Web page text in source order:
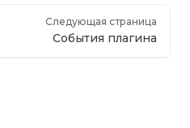
Следующая страница
События плагина